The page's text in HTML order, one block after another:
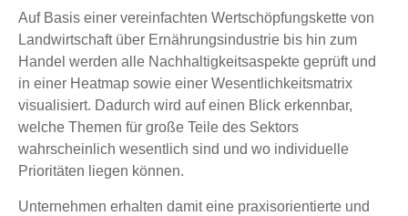
Auf Basis einer vereinfachten Wertschöpfungskette von
Landwirtschaft über Ernährungsindustrie bis hin zum
Handel werden alle Nachhaltigkeitsaspekte geprüft und
in einer Heatmap sowie einer Wesentlichkeitsmatrix
visualisiert. Dadurch wird auf einen Blick erkennbar,
welche Themen für große Teile des Sektors
wahrscheinlich wesentlich sind und wo individuelle
Prioritäten liegen können.
Unternehmen erhalten damit eine praxisorientierte und